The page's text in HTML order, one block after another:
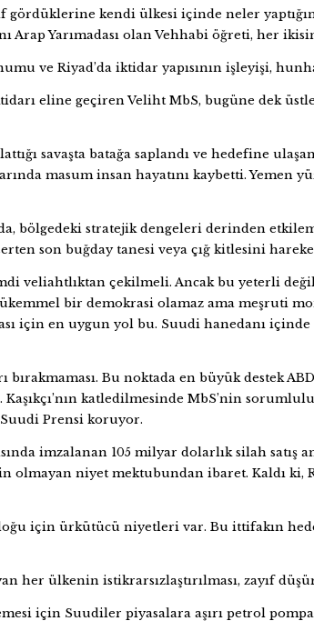
kendi ülkesi içinde neler
Arap Yarımadası olan Vehhabi öğreti, her
ve Riyad’da iktidar yapısının işleyişi,
eline geçiren Veliht MbS, bugüne dek
savaşta batağa saplandı ve hedefine
masum insan hayatını kaybetti. Yemen
bölgedeki stratejik dengeleri derinden
son buğday tanesi veya çığ kitlesini
veliahtlıktan çekilmeli. Ancak bu yeterli
bir demokrasi olamaz ama meşruti
için en uygun yol bu. Suudi hanedanı
Bu noktada en büyük destek
katledilmesinde MbS’nin
Prensi koruyor.
imzalanan 105 milyar dolarlık silah satış
olmayan niyet mektubundan ibaret. Kaldı
için ürkütücü niyetleri var. Bu ittifakın
her ülkenin istikrarsızlaştırılması, zayıf
için Suudiler piyasalara aşırı petrol